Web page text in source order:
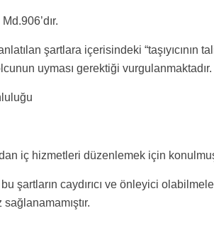
şartlara içerisindeki “taşıyıcının
uyması gerektiği vurgulanmaktadır.
iç hizmetleri düzenlemek için
şartların caydırıcı ve önleyici